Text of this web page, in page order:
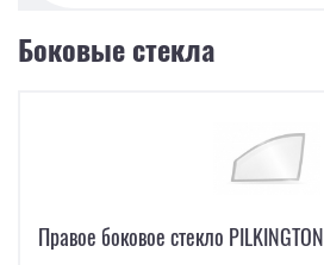
Боковые стекла
Правое боковое стекло PILKINGTON